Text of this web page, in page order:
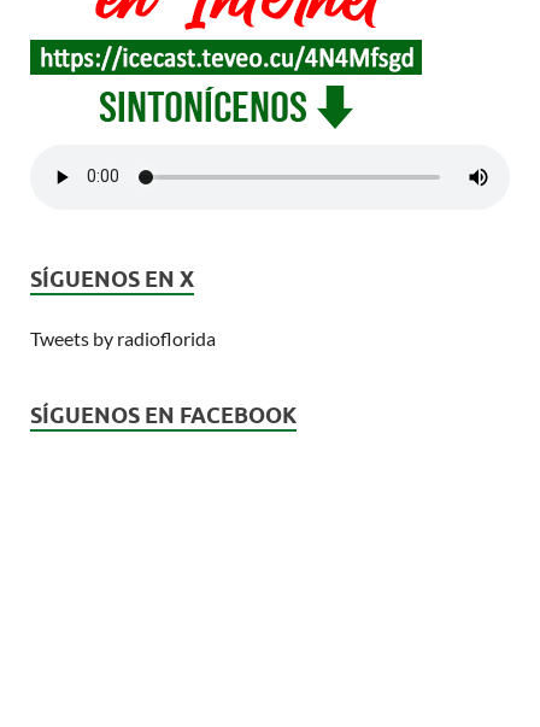
SÍGUENOS EN X
Tweets by radioflorida
SÍGUENOS EN FACEBOOK